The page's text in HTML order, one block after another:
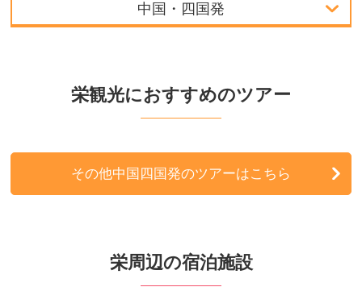
中国・四国発
関西発
北海道発
北陸発
九州発
栄観光におすすめのツアー
その他中国四国発のツアーはこちら
栄周辺の宿泊施設